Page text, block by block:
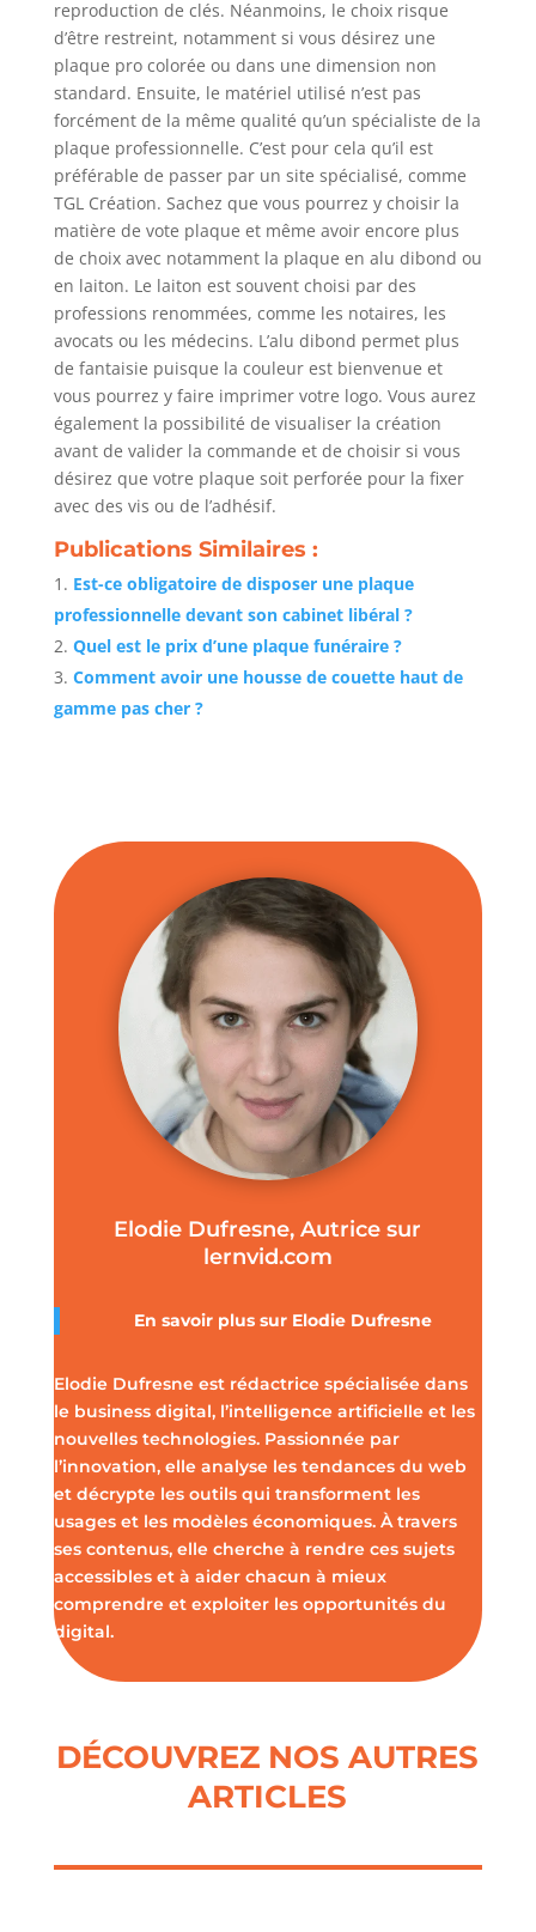
reproduction de clés. Néanmoins, le choix risque
d’être restreint, notamment si vous désirez une
plaque pro colorée ou dans une dimension non
standard. Ensuite, le matériel utilisé n’est pas
forcément de la même qualité qu’un spécialiste de la
plaque professionnelle. C’est pour cela qu’il est
préférable de passer par un site spécialisé, comme
TGL Création. Sachez que vous pourrez y choisir la
matière de vote plaque et même avoir encore plus
de choix avec notamment la plaque en alu dibond ou
en laiton. Le laiton est souvent choisi par des
professions renommées, comme les notaires, les
avocats ou les médecins. L’alu dibond permet plus
de fantaisie puisque la couleur est bienvenue et
vous pourrez y faire imprimer votre logo. Vous aurez
également la possibilité de visualiser la création
avant de valider la commande et de choisir si vous
désirez que votre plaque soit perforée pour la fixer
avec des vis ou de l’adhésif.
Publications Similaires :
Est-ce obligatoire de disposer une plaque
professionnelle devant son cabinet libéral ?
Quel est le prix d’une plaque funéraire ?
Comment avoir une housse de couette haut de
gamme pas cher ?
Elodie Dufresne, Autrice sur
lernvid.com
En savoir plus sur Elodie Dufresne
Elodie Dufresne est rédactrice spécialisée dans
le business digital, l’intelligence artificielle et les
nouvelles technologies. Passionnée par
l’innovation, elle analyse les tendances du web
et décrypte les outils qui transforment les
usages et les modèles économiques. À travers
ses contenus, elle cherche à rendre ces sujets
accessibles et à aider chacun à mieux
comprendre et exploiter les opportunités du
digital.
DÉCOUVREZ NOS AUTRES
ARTICLES